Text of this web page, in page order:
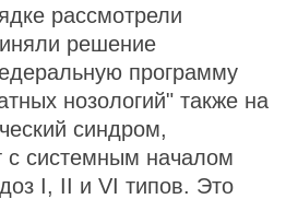
рассмотрели
решение
программу
нозологий" также на
синдром,
с системным началом
I, II и VI типов. Это